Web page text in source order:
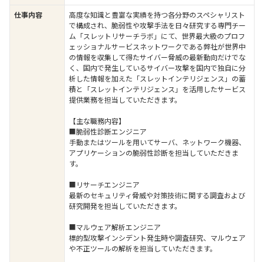
仕事内容
高度な知識と豊富な実績を持つ各分野のスペシャリスト
で構成され、脆弱性や攻撃手法を日々研究する専門チー
ム「スレットリサーチラボ」にて、世界最大級のプロフ
ェッショナルサービスネットワークである弊社が世界中
の情報を収集して得たサイバー脅威の最新動向だけでな
く、国内で発生しているサイバー攻撃を国内で独自に分
析した情報を加えた「スレットインテリジェンス」の蓄
積と「スレットインテリジェンス」を活用したサービス
提供業務を担当していただきます。
【主な職務内容】
■脆弱性診断エンジニア
手動またはツールを用いてサーバ、ネットワーク機器、
アプリケーションの脆弱性診断を担当していただきま
す。
■リサーチエンジニア
最新のセキュリティ脅威や対策技術に関する調査および
研究開発を担当していただきます。
■マルウェア解析エンジニア
標的型攻撃インシデント発生時や調査研究、マルウェア
や不正ツールの解析を担当していただきます。